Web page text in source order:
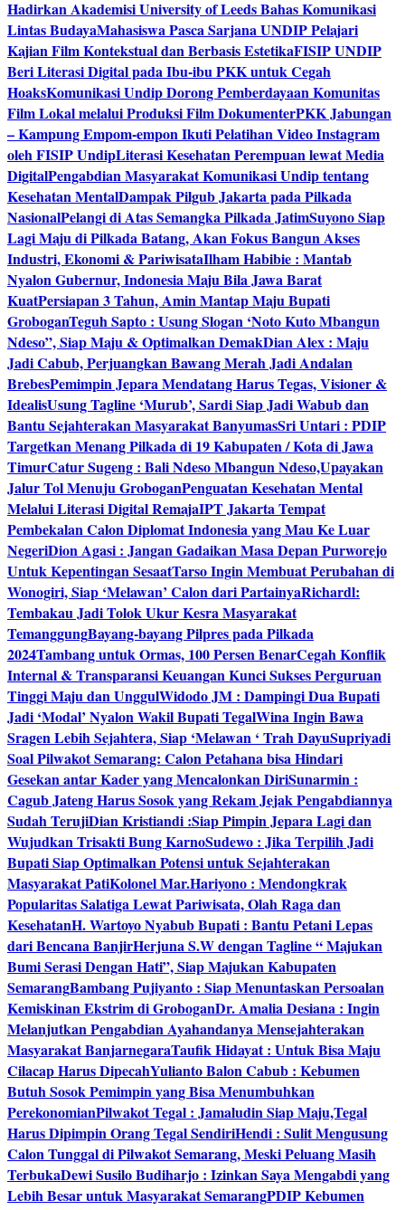
Hadirkan Akademisi University of Leeds Bahas Komunikasi
Lintas BudayaMahasiswa Pasca Sarjana UNDIP Pelajari
Kajian Film Kontekstual dan Berbasis EstetikaFISIP UNDIP
Beri Literasi Digital pada Ibu-ibu PKK untuk Cegah
HoaksKomunikasi Undip Dorong Pemberdayaan Komunitas
Film Lokal melalui Produksi Film DokumenterPKK Jabungan
– Kampung Empom-empon Ikuti Pelatihan Video Instagram
oleh FISIP UndipLiterasi Kesehatan Perempuan lewat Media
DigitalPengabdian Masyarakat Komunikasi Undip tentang
Kesehatan MentalDampak Pilgub Jakarta pada Pilkada
NasionalPelangi di Atas Semangka Pilkada JatimSuyono Siap
Lagi Maju di Pilkada Batang, Akan Fokus Bangun Akses
Industri, Ekonomi & PariwisataIlham Habibie : Mantab
Nyalon Gubernur, Indonesia Maju Bila Jawa Barat
KuatPersiapan 3 Tahun, Amin Mantap Maju Bupati
GroboganTeguh Sapto : Usung Slogan ‘Noto Kuto Mbangun
Ndeso”, Siap Maju & Optimalkan DemakDian Alex : Maju
Jadi Cabub, Perjuangkan Bawang Merah Jadi Andalan
BrebesPemimpin Jepara Mendatang Harus Tegas, Visioner &
IdealisUsung Tagline ‘Murub’, Sardi Siap Jadi Wabub dan
Bantu Sejahterakan Masyarakat BanyumasSri Untari : PDIP
Targetkan Menang Pilkada di 19 Kabupaten / Kota di Jawa
TimurCatur Sugeng : Bali Ndeso Mbangun Ndeso,Upayakan
Jalur Tol Menuju GroboganPenguatan Kesehatan Mental
Melalui Literasi Digital RemajaIPT Jakarta Tempat
Pembekalan Calon Diplomat Indonesia yang Mau Ke Luar
NegeriDion Agasi : Jangan Gadaikan Masa Depan Purworejo
Untuk Kepentingan SesaatTarso Ingin Membuat Perubahan di
Wonogiri, Siap ‘Melawan’ Calon dari PartainyaRichardl:
Tembakau Jadi Tolok Ukur Kesra Masyarakat
TemanggungBayang-bayang Pilpres pada Pilkada
2024Tambang untuk Ormas, 100 Persen BenarCegah Konflik
Internal & Transparansi Keuangan Kunci Sukses Perguruan
Tinggi Maju dan UnggulWidodo JM : Dampingi Dua Bupati
Jadi ‘Modal’ Nyalon Wakil Bupati TegalWina Ingin Bawa
Sragen Lebih Sejahtera, Siap ‘Melawan ‘ Trah DayuSupriyadi
Soal Pilwakot Semarang: Calon Petahana bisa Hindari
Gesekan antar Kader yang Mencalonkan DiriSunarmin :
Cagub Jateng Harus Sosok yang Rekam Jejak Pengabdiannya
Sudah TerujiDian Kristiandi :Siap Pimpin Jepara Lagi dan
Wujudkan Trisakti Bung KarnoSudewo : Jika Terpilih Jadi
Bupati Siap Optimalkan Potensi untuk Sejahterakan
Masyarakat PatiKolonel Mar.Hariyono : Mendongkrak
Popularitas Salatiga Lewat Pariwisata, Olah Raga dan
KesehatanH. Wartoyo Nyabub Bupati : Bantu Petani Lepas
dari Bencana BanjirHerjuna S.W dengan Tagline “ Majukan
Bumi Serasi Dengan Hati”, Siap Majukan Kabupaten
SemarangBambang Pujiyanto : Siap Menuntaskan Persoalan
Kemiskinan Ekstrim di GroboganDr. Amalia Desiana : Ingin
Melanjutkan Pengabdian Ayahandanya Mensejahterakan
Masyarakat BanjarnegaraTaufik Hidayat : Untuk Bisa Maju
Cilacap Harus DipecahYulianto Balon Cabub : Kebumen
Butuh Sosok Pemimpin yang Bisa Menumbuhkan
PerekonomianPilwakot Tegal : Jamaludin Siap Maju,Tegal
Harus Dipimpin Orang Tegal SendiriHendi : Sulit Mengusung
Calon Tunggal di Pilwakot Semarang, Meski Peluang Masih
TerbukaDewi Susilo Budiharjo : Izinkan Saya Mengabdi yang
Lebih Besar untuk Masyarakat SemarangPDIP Kebumen